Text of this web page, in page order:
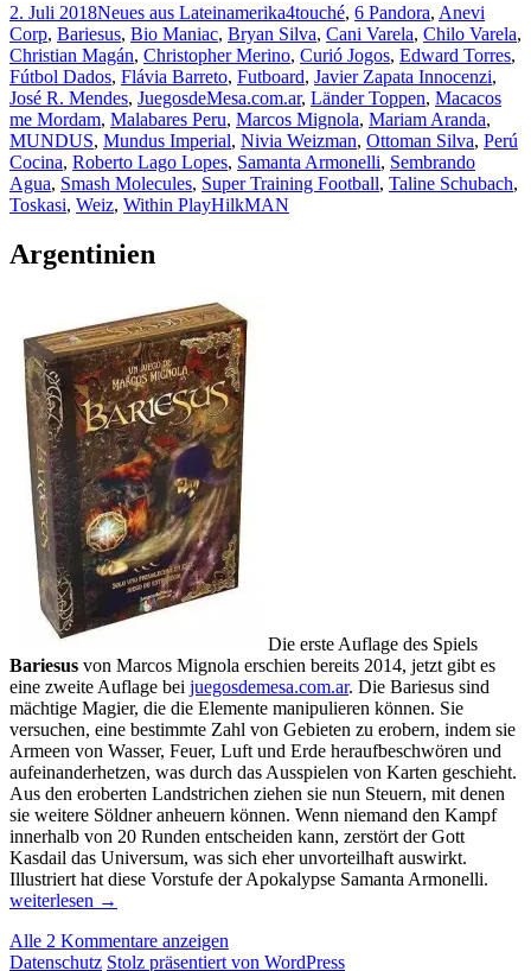
2. Juli 2018Neues aus Lateinamerika4touché, 6 Pandora, Anevi
Corp, Bariesus, Bio Maniac, Bryan Silva, Cani Varela, Chilo Varela,
Christian Magán, Christopher Merino, Curió Jogos, Edward Torres,
Fútbol Dados, Flávia Barreto, Futboard, Javier Zapata Innocenzi,
José R. Mendes, JuegosdeMesa.com.ar, Länder Toppen, Macacos
me Mordam, Malabares Peru, Marcos Mignola, Mariam Aranda,
MUNDUS, Mundus Imperial, Nivia Weizman, Ottoman Silva, Perú
Cocina, Roberto Lago Lopes, Samanta Armonelli, Sembrando
Agua, Smash Molecules, Super Training Football, Taline Schubach,
Toskasi, Weiz, Within PlayHilkMAN
Argentinien
Die erste Auflage des Spiels
Bariesus von Marcos Mignola erschien bereits 2014, jetzt gibt es
eine zweite Auflage bei juegosdemesa.com.ar. Die Bariesus sind
mächtige Magier, die die Elemente manipulieren können. Sie
versuchen, eine bestimmte Zahl von Gebieten zu erobern, indem sie
Armeen von Wasser, Feuer, Luft und Erde heraufbeschwören und
aufeinanderhetzen, was durch das Ausspielen von Karten geschieht.
Aus den eroberten Landstrichen ziehen sie nun Steuern, mit denen
sie weitere Söldner anheuern können. Wenn niemand den Kampf
innerhalb von 20 Runden entscheiden kann, zerstört der Gott
Kasdail das Universum, was sich eher unvorteilhaft auswirkt.
Illustriert hat diese Vorstufe der Apokalypse Samanta Armonelli.
weiterlesen →
Alle 2 Kommentare anzeigen
Datenschutz Stolz präsentiert von WordPress